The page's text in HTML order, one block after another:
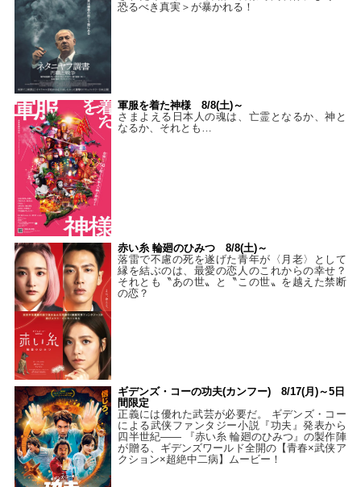
恐るべき真実＞が暴かれる！
軍服を着た神様 8/8(土)～
さまよえる日本人の魂は、亡霊となるか、神と
なるか、それとも…
赤い糸 輪廻のひみつ 8/8(土)～
落雷で不慮の死を遂げた青年が〈月老〉として
縁を結ぶのは、最愛の恋人のこれからの幸せ？
それとも〝あの世〟と〝この世〟を越えた禁断
の恋？
ギデンズ・コーの功夫(カンフー) 8/17(月)～5日
間限定
正義には優れた武芸が必要だ。 ギデンズ・コー
による武侠ファンタジー小説『功夫』発表から
四半世紀―― 『赤い糸 輪廻のひみつ』の製作陣
が贈る、ギデンズワールド全開の【青春×武侠ア
クション×超絶中二病】ムービー！